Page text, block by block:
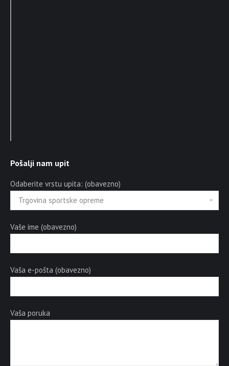
Pošalji nam upit
Odaberite vrstu upita: (obavezno)
Vaše ime (obavezno)
Vaša e-pošta (obavezno)
Vaša poruka